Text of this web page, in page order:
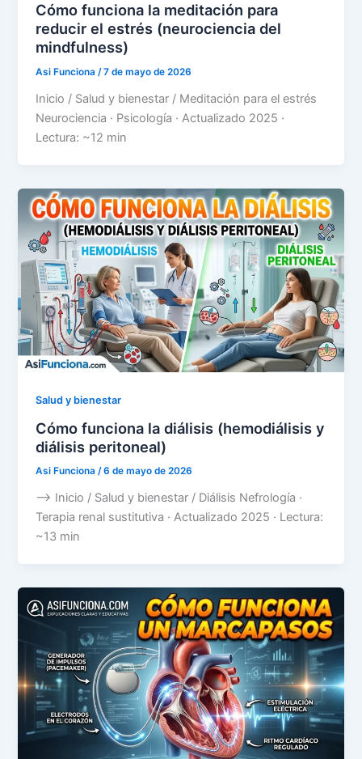
Cómo funciona la meditación para
reducir el estrés (neurociencia del
mindfulness)
Asi Funciona/7 de mayo de 2026
Inicio / Salud y bienestar / Meditación para el estrés
Neurociencia · Psicología · Actualizado 2025 ·
Lectura: ~12 min
Salud y bienestar
Cómo funciona la diálisis (hemodiálisis y
diálisis peritoneal)
Asi Funciona/6 de mayo de 2026
–> Inicio / Salud y bienestar / Diálisis Nefrología ·
Terapia renal sustitutiva · Actualizado 2025 · Lectura:
~13 min